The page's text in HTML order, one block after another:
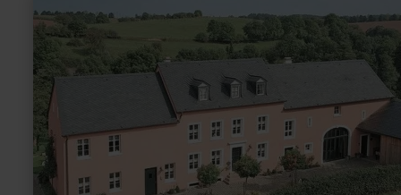
more
about:
Hofladen
Sachsen-
Wagner